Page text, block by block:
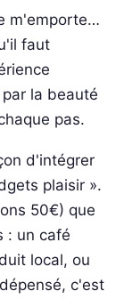
m'emporte…
faut
la beauté
pas.
d'intégrer
plaisir ».
50€) que
: un café
local, ou
c'est